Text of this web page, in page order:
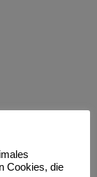
Cookies, die